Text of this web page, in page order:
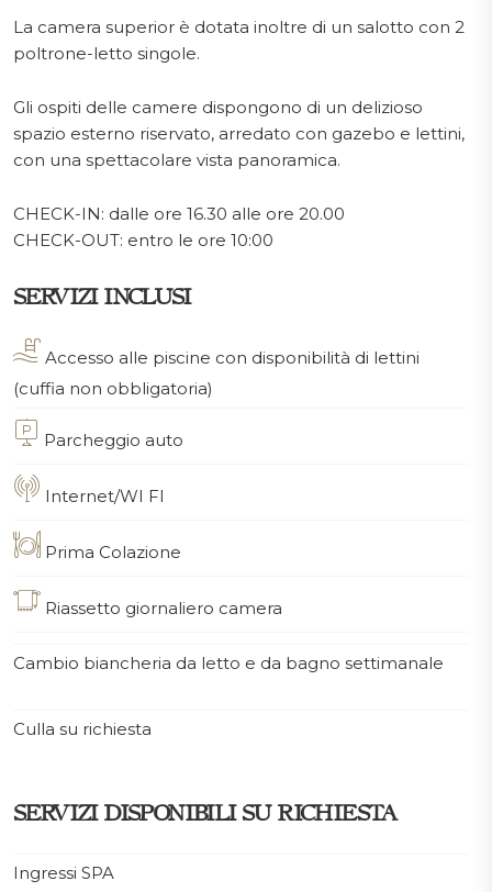
La camera superior è dotata inoltre di un salotto con 2
poltrone-letto singole.
Gli ospiti delle camere dispongono di un delizioso
spazio esterno riservato, arredato con gazebo e lettini,
con una spettacolare vista panoramica.
CHECK-IN: dalle ore 16.30 alle ore 20.00
CHECK-OUT: entro le ore 10:00
SERVIZI INCLUSI
Accesso alle piscine con disponibilità di lettini
(cuffia non obbligatoria)
Parcheggio auto
Internet/WI FI
Prima Colazione
Riassetto giornaliero camera
Cambio biancheria da letto e da bagno settimanale
Culla su richiesta
SERVIZI DISPONIBILI SU RICHIESTA
Ingressi SPA